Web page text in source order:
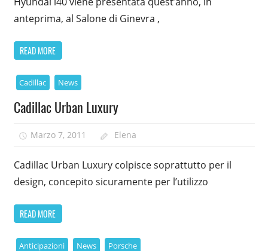
anteprima, al Salone di Ginevra ,
READ MORE
Cadillac News
Cadillac Urban Luxury
Marzo 7, 2011 Elena
Cadillac Urban Luxury colpisce soprattutto per il
design, concepito sicuramente per l’utilizzo
READ MORE
Anticipazioni News Porsche